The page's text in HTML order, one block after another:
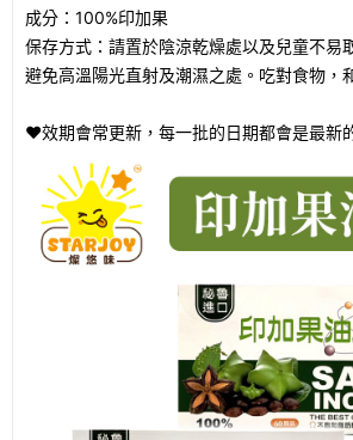
成分：100%印加果
保存方式：請置於陰涼乾燥處以及兒童不易
避免高溫陽光直射及潮濕之處。吃對食物，
❤️效期會常更新，每一批的日期都會是最新